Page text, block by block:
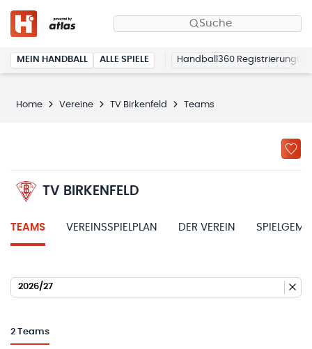
Suche
MEIN HANDBALL ALLE SPIELE Handball360 Registrierung
Home Vereine TV Birkenfeld Teams
TV BIRKENFELD
TEAMS VEREINSSPIELPLAN DER VEREIN
2026/27
2 Teams